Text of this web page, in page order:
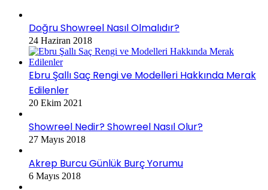
Doğru Showreel Nasıl Olmalıdır?
24 Haziran 2018
Ebru Şallı Saç Rengi ve Modelleri Hakkında Merak
Edilenler
20 Ekim 2021
Showreel Nedir? Showreel Nasıl Olur?
27 Mayıs 2018
Akrep Burcu Günlük Burç Yorumu
6 Mayıs 2018